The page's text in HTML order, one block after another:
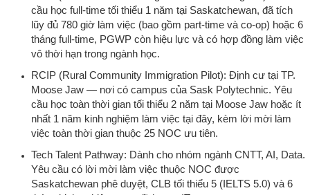
cầu học full-time tối thiểu 1 năm tại Saskatchewan, đã tích
lũy đủ 780 giờ làm việc (bao gồm part-time và co-op) hoặc 6
tháng full-time, PGWP còn hiệu lực và có hợp đồng làm việc
vô thời hạn trong ngành học.
RCIP (Rural Community Immigration Pilot): Định cư tại TP.
Moose Jaw — nơi có campus của Sask Polytechnic. Yêu
cầu học toàn thời gian tối thiểu 2 năm tại Moose Jaw hoặc ít
nhất 1 năm kinh nghiệm làm việc tại đây, kèm lời mời làm
việc toàn thời gian thuộc 25 NOC ưu tiên.
Tech Talent Pathway: Dành cho nhóm ngành CNTT, AI, Data.
Yêu cầu có lời mời làm việc thuộc NOC được
Saskatchewan phê duyệt, CLB tối thiểu 5 (IELTS 5.0) và 6